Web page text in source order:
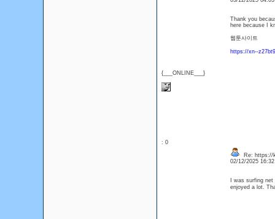
{___ONLINE___}
Thank you
here because I
웹툰사이트
https://xn--
: 0
Re: https://
02/12/2025
I was surfing
enjoyed a lot.